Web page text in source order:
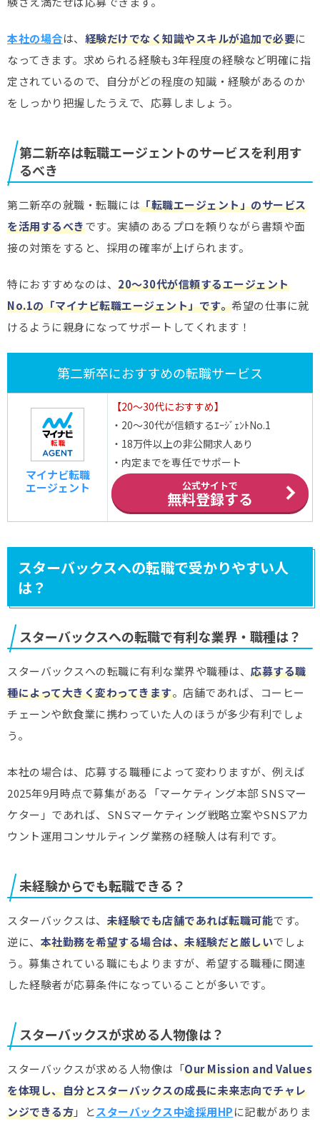
本社の場合は、 経験だけでなく知識やスキルが追加で必要に
なってきます。求められる経験も3年程度の経験など明確に指
定されているので、自分がどの程度の知識・経験があるのか
をしっかり把握したうえで、応募しましょう。
第二新卒は転職エージェントのサービスを利用す
るべき
第二新卒の就職・転職には「転職エージェント」のサービス
を活用するべきです。実績のあるプロを頼りながら書類や面
接の対策をすると、採用の確率が上げられます。
特におすすめなのは、 20～30代が信頼するエージェント
No.1の「マイナビ転職エージェント」です。希望の仕事に就
けるように親身になってサポートしてくれます！
第二新卒におすすめの転職サービス
マイナビ転職
エージェント
【20～30代におすすめ】
・20～30代が信頼するｴｰｼﾞｪﾝﾄNo.1
・18万件以上の非公開求人あり
・内定までを専任でサポート
公式サイトで
無料登録する
スターバックスへの転職で受かりやすい人
は？
スターバックスへの転職で有利な業界・職種は？
スターバックスへの転職に有利な業界や職種は、 応募する職
種によって大きく変わってきます。店舗であれば、コーヒー
チェーンや飲食業に携わっていた人のほうが多少有利でしょ
う。
本社の場合は、応募する職種によって変わりますが、例えば
2025年9月時点で募集がある「マーケティング本部 SNSマー
ケター」であれば、SNSマーケティング戦略立案やSNSアカ
ウント運用コンサルティング業務の経験人は有利です。
未経験からでも転職できる？
スターバックスは、 未経験でも店舗であれば転職可能です。
逆に、 本社勤務を希望する場合は、未経験だと厳しいでしょ
う。募集されている職にもよりますが、希望する職種に関連
した経験者が応募条件になっていることが多いです。
スターバックスが求める人物像は？
スターバックスが求める人物像は「Our Mission and Values
を体現し、自分とスターバックスの成長に未来志向でチャレ
ンジできる方」とスターバックス中途採用HPに記載がありま